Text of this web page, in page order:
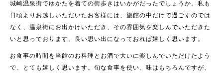
城崎温泉街でゆかたを着ての街歩きはいかがだったでしょうか。私も
日頃よりお越しいただいたお客様には、旅館の中だけで過ごすのでは
なく、温泉街にお出かけいただき、その雰囲気を楽しんでいただきた
いと思っております。良い思い出になっておれば嬉しく思います。
お食事の時間を当館のお料理とお酒で大いに楽しんでいただけたよう
で、とても嬉しく思います。旬な食事を使い、味はもちろんですが、